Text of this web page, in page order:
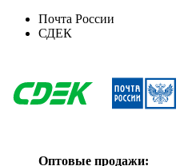
Почта России
СДЕК
Оптовые продажи: